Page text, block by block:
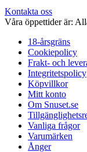
Kontakta oss
Våra öppettider är:
18-årsgräns
Cookiepolicy
Frakt- och
Integritetspolicy
Köpvillkor
Mitt konto
Om Snuset.se
Vanliga frågor
Varumärken
Ånger